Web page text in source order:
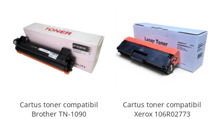
Cartus toner compatibil
Brother TN-1090
Cartus toner compatibil
Xerox 106R02773